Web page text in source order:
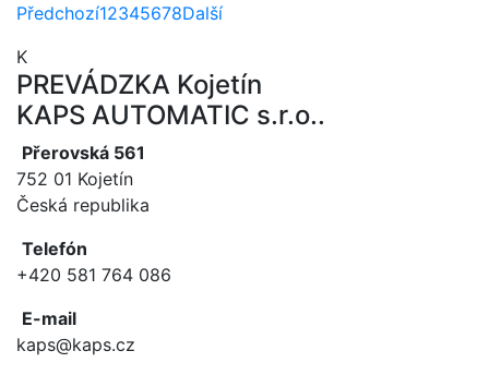
Předchozí12345678Další
K
PREVÁDZKA Kojetín
KAPS AUTOMATIC s.r.o..
Přerovská 561
752 01 Kojetín
Česká republika
Telefón
+420 581 764 086
E-mail
kaps@kaps.cz